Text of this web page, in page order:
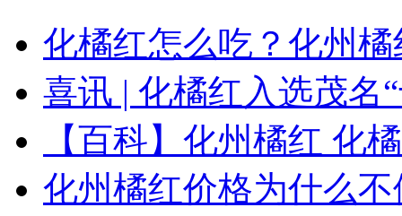
化橘红怎么吃？化州
喜讯 | 化橘红入选茂名
【百科】化州橘红 化
化州橘红价格为什么不